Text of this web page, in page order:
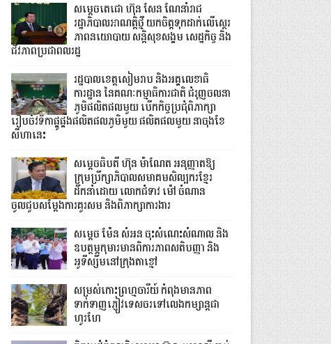
សម្តេចតេជោ ហ៊ុន សែន ណែនាំរាជ
រដ្ឋាភិបាលអាណត្តិថ្មី យកចិត្តទុកដាក់លើស្ថេរ
ភាពនយោបាយ សន្តិសុខសង្គម សេដ្ឋកិច្ច និង
ជីវភាពប្រជាពលរដ្ឋ
រដ្ឋបាលខេត្តសៀមរាប និងអគ្គលេខាធិ
ការដ្ឋាន នៃគណៈកម្មាធិការជាតិ ជំរុញចលនា
ភូមិផលិតផលមួយ បើកកិច្ចប្រជុំពិភាក្សា
រៀបចំវទិកាផ្គូផ្គងផលិតផលភូមិមួយ ផលិតផលមួយ នាចុងខែ
សីហានេះ
សម្តេចធិបតី ហ៊ុន ម៉ាណែត អនុញ្ញាតឱ្យ
ក្រុមប្រឹក្សាភិបាលសមាគមសិល្បករខ្មែរ
ដឹកនាំដោយ លោកជំទាវ ម៉ៅ ចំណាន
ចូលជួបសម្ដែងការគួរសម និងពិភាក្សាការងារ
សម្តេច ម៉ែន សំអន ចុះសំណេះសំណាល និង
ឧបត្ថម្ភកុមារមានពិការភាពសតិបញ្ញា និង
អូទីស្សឹមនៅក្រុងតាខ្មៅ
សម្រស់កោះព្រហ្មចារីយ៍ កំពុងមានភាព
ទាក់ទាញភ្ញៀវទេសចរទៅលេងកម្សាន្តជា
ហូរហែ